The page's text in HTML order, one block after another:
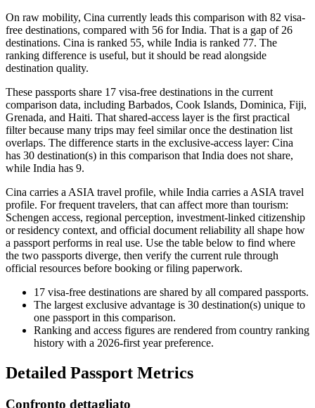
On raw mobility, Cina currently leads this comparison with 82 visa-
free destinations, compared with 56 for India. That is a gap of 26
destinations. Cina is ranked 55, while India is ranked 77. The
ranking difference is useful, but it should be read alongside
destination quality.
These passports share 17 visa-free destinations in the current
comparison data, including Barbados, Cook Islands, Dominica, Fiji,
Grenada, and Haiti. That shared-access layer is the first practical
filter because many trips may feel similar once the destination list
overlaps. The difference starts in the exclusive-access layer: Cina
has 30 destination(s) in this comparison that India does not share,
while India has 9.
Cina carries a ASIA travel profile, while India carries a ASIA travel
profile. For frequent travelers, that can affect more than tourism:
Schengen access, regional perception, investment-linked citizenship
or residency context, and official document reliability all shape how
a passport performs in real use. Use the table below to find where
the two passports diverge, then verify the current rule through
official resources before booking or filing paperwork.
17 visa-free destinations are shared by all compared passports.
The largest exclusive advantage is 30 destination(s) unique to
one passport in this comparison.
Ranking and access figures are rendered from country ranking
history with a 2026-first year preference.
Detailed Passport Metrics
Confronto dettagliato